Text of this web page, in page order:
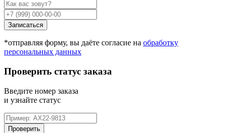
Записаться
*отправляя форму, вы даёте согласие на обработку
персональных данных
Проверить статус заказа
Введите номер заказа
и узнайте статус
Проверить